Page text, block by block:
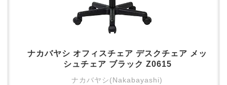
ナカバヤシ オフィスチェア デスクチェア メッ
シュチェア ブラック Z0615
ナカバヤシ(Nakabayashi)